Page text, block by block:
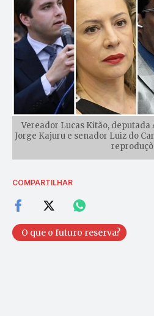
Vereador Lucas Kitão, deputada
Jorge Kajuru e senador Luiz do
COMPARTILHAR
O que o futuro reserva?